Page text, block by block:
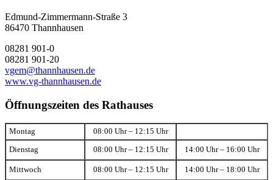
Edmund-Zimmermann-Straße 3
86470 Thannhausen
08281 901-0
08281 901-20
vgem@thannhausen.de
www.vg-thannhausen.de
Öffnungszeiten des Rathauses
Montag 08:00 Uhr – 12:15 Uhr
Dienstag 08:00 Uhr – 12:15 Uhr 14:00 Uhr – 16:00 Uhr
Mittwoch 08:00 Uhr – 12:15 Uhr 14:00 Uhr – 18:00 Uhr